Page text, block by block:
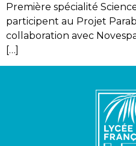
Première spécialité
participent au Projet
collaboration avec
[…]